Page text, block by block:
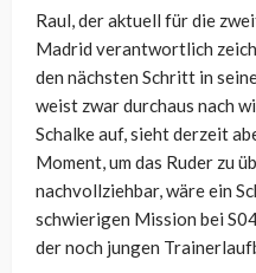
Raul, der aktuell für die
Madrid verantwortlich
den nächsten Schritt in
weist zwar durchaus nach
Schalke auf, sieht derzeit
Moment, um das Ruder zu
nachvollziehbar, wäre ein
schwierigen Mission bei
der noch jungen